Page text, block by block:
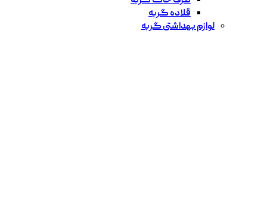
قلاده گربه
لوازم بهداشتی گربه